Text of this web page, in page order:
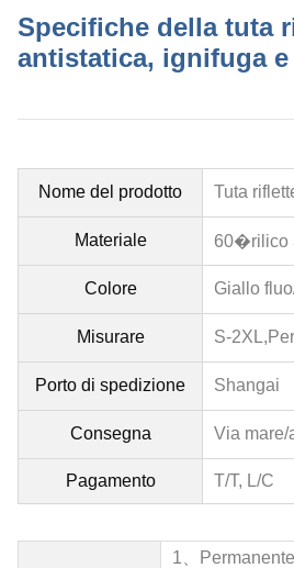
Specifiche della tuta
antistatica, ignifuga
Nome del prodotto Tuta
Materiale 60�rilico
Colore Giallo
Misurare S-2XL,
Porto di spedizione Shangai
Consegna Via mare/
Pagamento T/T, L/C
1、